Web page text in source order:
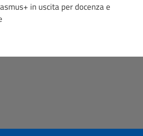
in uscita per docenza e